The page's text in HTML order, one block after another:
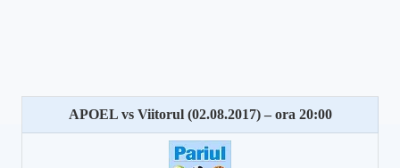
APOEL vs Viitorul (02.08.2017) – ora 20:00